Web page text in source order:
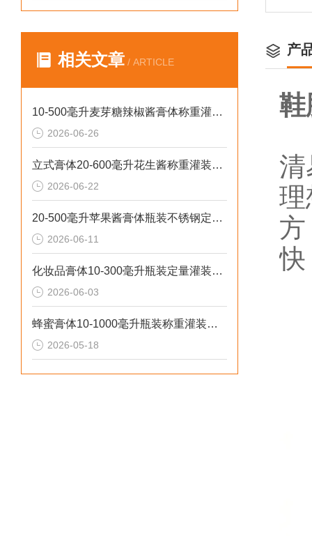
相关文章 / ARTICLE
10-500毫升麦芽糖辣椒酱膏体称重灌装机厂家批发
2026-06-26
立式膏体20-600毫升花生酱称重灌装机性价比高
2026-06-22
20-500毫升苹果酱膏体瓶装不锈钢定量灌装机设备
2026-06-11
化妆品膏体10-300毫升瓶装定量灌装机操作流程
2026-06-03
蜂蜜膏体10-1000毫升瓶装称重灌装机工作原理
2026-05-18
产
鞋
理
快